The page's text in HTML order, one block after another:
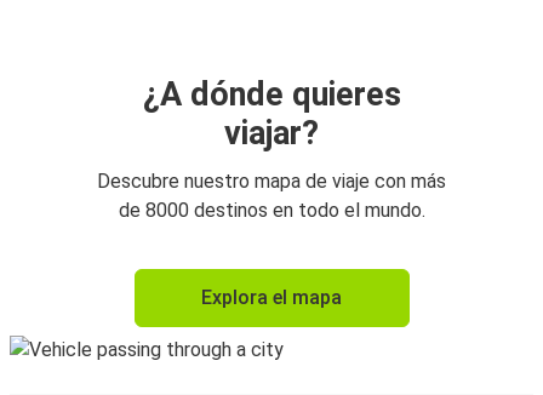
¿A dónde quieres
viajar?
Descubre nuestro mapa de viaje con más
de 8000 destinos en todo el mundo.
Explora el mapa